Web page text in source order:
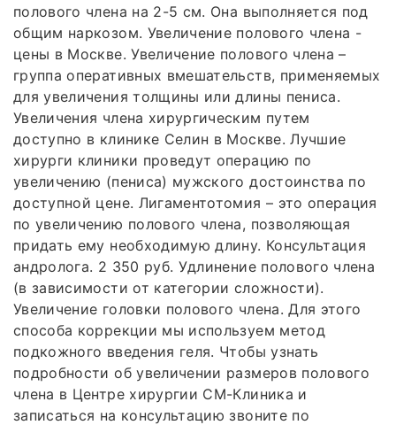
полового члена на 2-5 см. Она выполняется под
общим наркозом. Увеличение полового члена -
цены в Москве. Увеличение полового члена –
группа оперативных вмешательств, применяемых
для увеличения толщины или длины пениса.
Увеличения члена хирургическим путем
доступно в клинике Селин в Москве. Лучшие
хирурги клиники проведут операцию по
увеличению (пениса) мужского достоинства по
доступной цене. Лигаментотомия – это операция
по увеличению полового члена, позволяющая
придать ему необходимую длину. Консультация
андролога. 2 350 руб. Удлинение полового члена
(в зависимости от категории сложности).
Увеличение головки полового члена. Для этого
способа коррекции мы используем метод
подкожного введения геля. Чтобы узнать
подробности об увеличении размеров полового
члена в Центре хирургии СМ-Клиника и
записаться на консультацию звоните по